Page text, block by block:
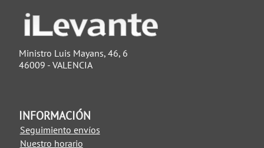
Ministro Luis Mayans, 46, 6
46009 - VALENCIA
INFORMACIÓN
Seguimiento envíos
Nuestro horario